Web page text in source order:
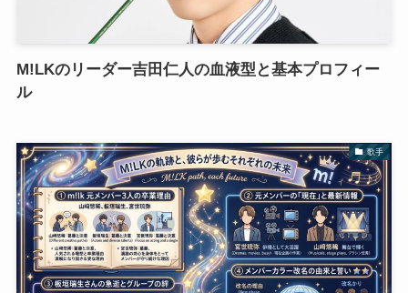
M!LKのリーダー吉田仁人の血液型と基本プロフィー
ル
歌手